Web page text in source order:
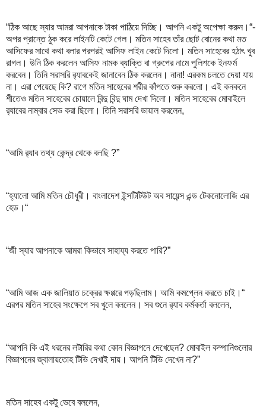
“ঠিক আছে স্যার আমরা আপনাকে টাকা পাঠিয়ে দিচ্ছি। আপনি একটু অপেক্ষা করুন।“-
অপর প্রান্তে ঠুক করে লাইনটি কেটে গেল। মতিন সাহেব তাঁর ছোট বোনের কথা মত
আসিফের সাথে কথা বলার পরপরই আসিফ লাইন কেটে দিলো। মতিন সাহেবের হঠাৎ খুব
রাগল। উনি ঠিক করলেন আসিফ নামক ব্যাক্তি বা গ্রুপের নামে পুলিশকে ইনফর্ম
করবেন। তিনি সরাসরি র‍্যাবকেই জানাবেন ঠিক করলেন। নানা! এরকম চলতে দেয়া যায়
না। এরা পেয়েছে কি? রাগে মতিন সাহেবের শরীর কাঁপতে শুরু করলো। এই কনকনে
শীতেও মতিন সাহেবের চোয়ালে বিন্দু বিন্দু ঘাম দেখা দিলো। মতিন সাহেবের মোবাইলে
র‍্যাবের নাম্বার সেভ করা ছিলো। তিনি সরাসরি ডায়াল করলেন,
“আমি র‍্যাব তথ্য কেন্দ্র থেকে বলছি ?”
“হ্যালো আমি মতিন চৌধুরী। বাংলাদেশ ইন্সটিটিউট অব সায়েন্স এন্ড টেকনোলোজি এর
হেড।“
“জী স্যার আপনাকে আমরা কিভাবে সাহায্য করতে পারি?”
“আমি আজ এক জালিয়াত চক্রের ক্ষপ্পরে পড়ছিলাম। আমি কমপ্লেন করতে চাই।“
এরপর মতিন সাহেব সংক্ষেপে সব খুলে বললেন। সব শুনে র‍্যাব কর্মকর্তা বললেন,
“আপনি কি এই ধরনের লটারির কথা কোন বিজ্ঞাপনে দেখেছেন? মোবাইল কম্পানিগুলোর
বিজ্ঞাপনের জ্বালায়তোহ টিভি দেখাই দায়। আপনি টিভি দেখেন না?”
মতিন সাহেব একটু ভেবে বললেন,